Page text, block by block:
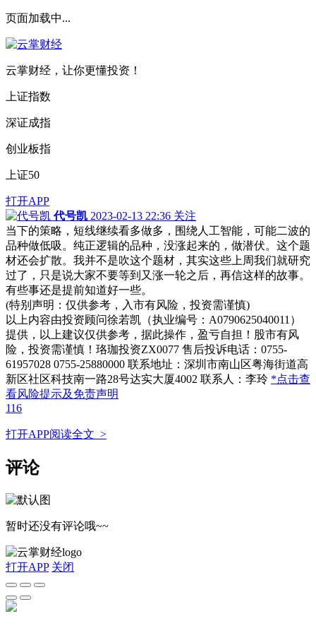
页面加载中...
云掌财经，让你更懂投资！
上证指数
深证成指
创业板指
上证50
打开APP
代号凯 2023-02-13 22:36 关注
当下的策略，短线继续看多做多，围绕人工智能，可能二波的
品种做低吸。纯正逻辑的品种，没涨起来的，做潜伏。这个题
材还会扩散。我并不是吹这个题材，其实这些上周我们就研究
过了，只是说大家不要等到又涨一轮之后，再信这样的故事。
有些事还是提前知道好一些。
(特别声明：仅供参考，入市有风险，投资需谨慎)
以上内容由投资顾问徐若凯（执业编号：A0790625040011）
提供，以上建议仅供参考，据此操作，盈亏自担！股市有风
险，投资需谨慎！珞珈投资ZX0077 售后投诉电话：0755-
61957028 0755-25880000 联系地址：深圳市南山区粤海街道高
新区社区科技南一路28号达实大厦4002 联系人：李玲 *点击查
看风险提示及免责声明
116
打开APP阅读全文 >
评论
暂时还没有评论哦~~
打开APP 关闭